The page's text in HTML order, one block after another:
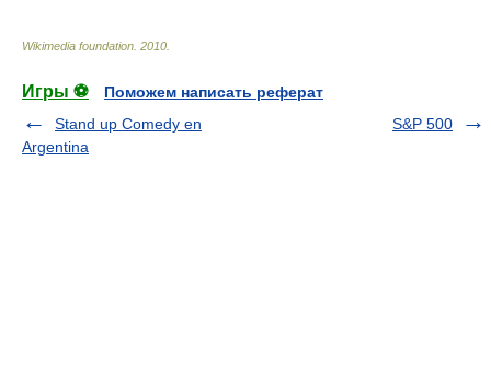
Wikimedia foundation 2010
Игры ⚽
Поможем написать реферат
Stand up Comedy en
Argentina
S&P 500